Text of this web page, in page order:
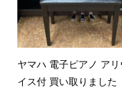
ヤマハ 電子ピアノ アリ
イス付 買い取りました